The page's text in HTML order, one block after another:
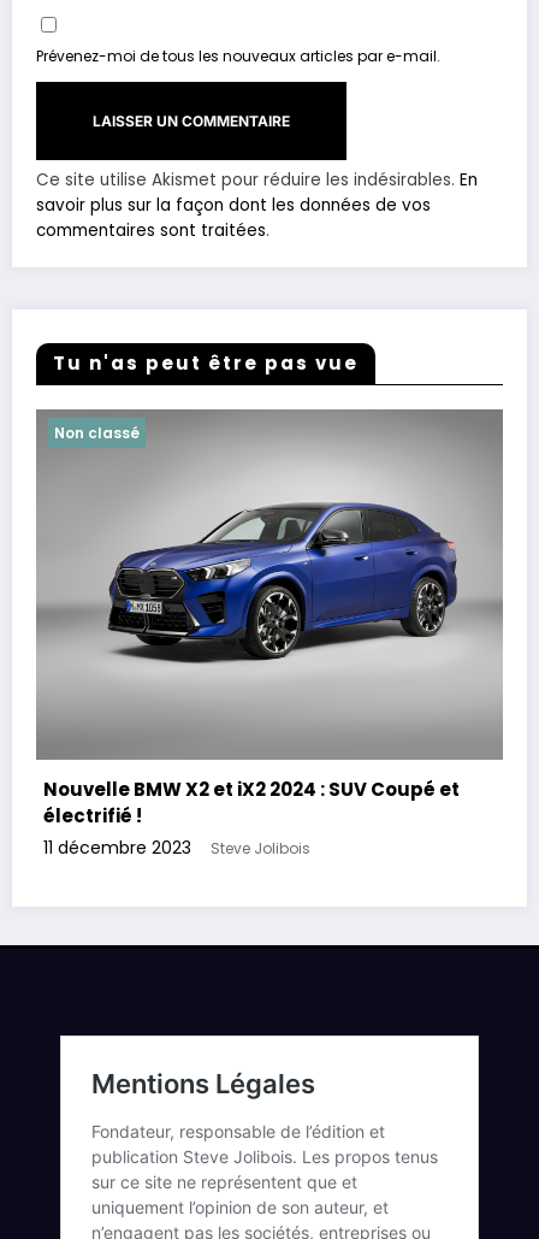
Prévenez-moi de tous les nouveaux articles par e-mail.
Ce site utilise Akismet pour réduire les indésirables. En
savoir plus sur la façon dont les données de vos
commentaires sont traitées.
Tu n'as peut être pas vue
Non classé
Nouvelle BMW X2 et iX2 2024 : SUV Coupé et
électrifié !
11 décembre 2023 Steve Jolibois